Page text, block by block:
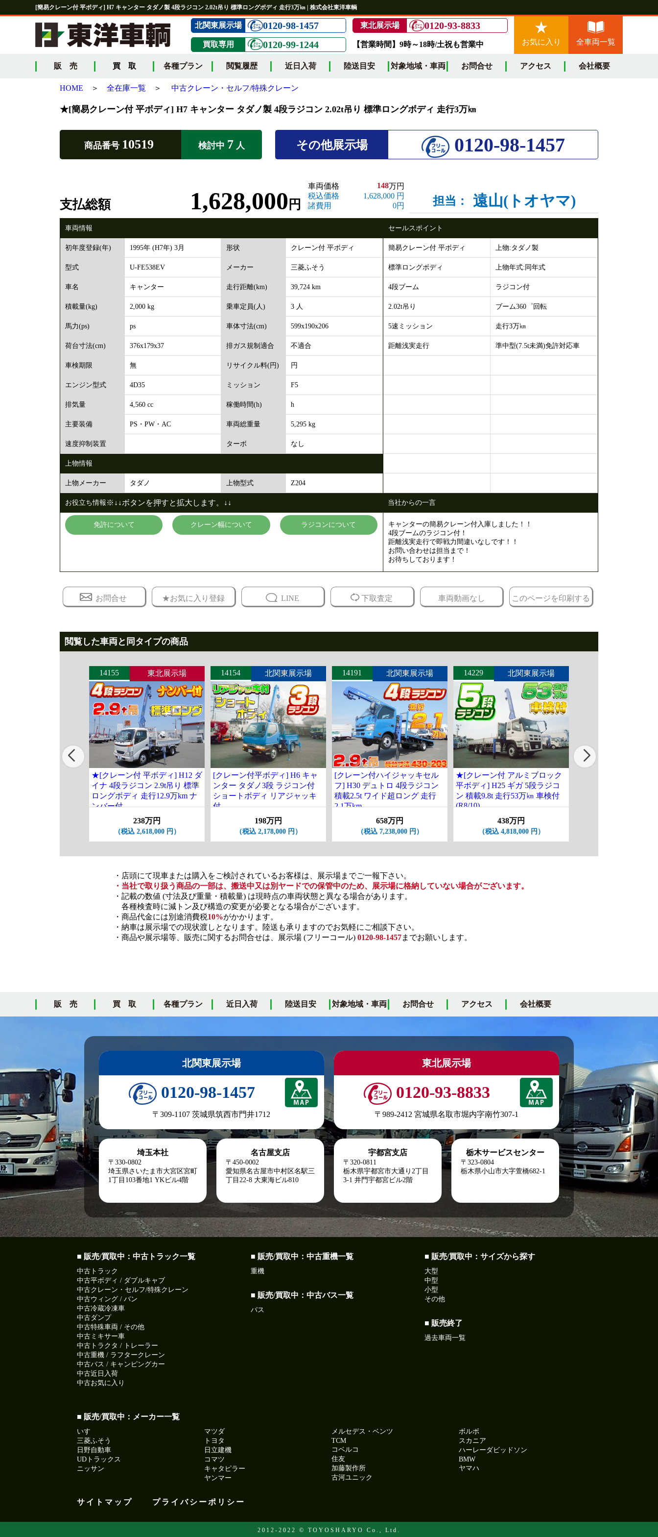
[簡易クレーン付 平ボディ] H7 キャンター タダノ製 4段ラジコン 2.02t吊り 標準ロングボディ 走行3万㎞ | 株式会社東洋車輌
北関東展示場 0120-98-1457 東北展示場 0120-93-8833
買取専用 0120-99-1244 【営業時間】9時～18時/土祝も営業中 お気に入り 全車両一覧
販 売 買 取 各種プラン 閲覧履歴 近日入荷 陸送目安 対象地域・車両 お問合せ アクセス 会社概要
HOME ＞ 全在庫一覧 ＞ 中古クレーン・セルフ/特殊クレーン
★[簡易クレーン付 平ボディ] H7 キャンター タダノ製 4段ラジコン 2.02t吊り 標準ロングボディ 走行3万㎞
商品番号 10519 検討中 7 人 その他展示場 0120-98-1457
支払総額 1,628,000 円
車両価格 148万円
税込価格
1,628,000 円
諸費用
0円 担当： 遠山(トオヤマ)
車両情報
初年度登録(年) 1995年 (H7年) 3月 形状 クレーン付 平ボディ
型式 U-FE538EV メーカー 三菱ふそう
車名 キャンター 走行距離(km) 39,724 km
積載量(kg) 2,000 kg 乗車定員(人) 3 人
馬力(ps) ps 車体寸法(cm) 599x190x206
荷台寸法(cm) 376x179x37 排ガス規制適合 不適合
車検期限 無 リサイクル料(円) 円
エンジン型式 4D35 ミッション F5
排気量 4,560 cc 稼働時間(h) h
主要装備 PS・PW・AC 車両総重量 5,295 kg
速度抑制装置 ターボ なし
上物情報
上物メーカー タダノ 上物型式 Z204
セールスポイント
簡易クレーン付 平ボディ 上物:タダノ製
標準ロングボディ 上物年式:同年式
4段ブーム ラジコン付
2.02t吊り ブーム360゜回転
5速ミッション 走行3万㎞
距離浅実走行 準中型(7.5t未満)免許対応車
お役立ち情報 ※↓↓ボタンを押すと拡大します。↓↓
免許について クレーン幅について ラジコンについて
当社からの一言
キャンターの簡易クレーン付入庫しました！！
4段ブームのラジコン付！
距離浅実走行で即戦力間違いなしです！！
お問い合わせは担当まで！
お待ちしております！
お問合せ ★お気に入り登録 LINE 下取査定 車両動画なし このページを印刷する
閲覧した車両と同タイプの商品
14155 東北展示場
★[クレーン付 平ボディ] H12 ダ
イナ 4段ラジコン 2.9t吊り 標準
ロングボディ 走行12.9万km ナ
ンバー付
238万円
（税込 2,618,000 円）
14154 北関東展示場
[クレーン付平ボディ] H6 キャ
ンター タダノ3段 ラジコン付
ショートボディ リアジャッキ
付
198万円
（税込 2,178,000 円）
14191 北関東展示場
[クレーン付ハイジャッキセル
フ] H30 デュトロ 4段ラジコン
積載2.5t ワイド超ロング 走行
2.1万km
658万円
（税込 7,238,000 円）
14229 北関東展示場
★[クレーン付 アルミブロック
平ボディ] H25 ギガ 5段ラジコ
ン 積載9.8t 走行53万㎞ 車検付
(R8/10)
438万円
（税込 4,818,000 円）
・店頭にて現車または購入をご検討されているお客様は、展示場までご一報下さい。
・当社で取り扱う商品の一部は、搬送中又は別ヤードでの保管中のため、展示場に格納していない場合がございます。
・記載の数値 (寸法及び重量・積載量) は現時点の車両状態と異なる場合があります。
各種検査時に減トン及び構造の変更が必要となる場合がございます。
・商品代金には別途消費税10%がかかります。
・納車は展示場での現状渡しとなります。陸送も承りますのでお気軽にご相談下さい。
・商品や展示場等、販売に関するお問合せは、展示場 (フリーコール) 0120-98-1457までお願いします。
販 売 買 取 各種プラン 近日入荷 陸送目安 対象地域・車両 お問合せ アクセス 会社概要
北関東展示場
0120-98-1457
〒309-1107 茨城県筑西市門井1712
東北展示場
0120-93-8833
〒989-2412 宮城県名取市堀内字南竹307-1
埼玉本社
〒330-0802
埼玉県さいたま市大宮区宮町
1丁目103番地1 YKビル4階
名古屋支店
〒450-0002
愛知県名古屋市中村区名駅三
丁目22-8 大東海ビル810
宇都宮支店
〒320-0811
栃木県宇都宮市大通り2丁目
3-1 井門宇都宮ビル2階
栃木サービスセンター
〒323-0804
栃木県小山市大字萱橋682-1
■ 販売/買取中：中古トラック一覧
中古トラック
中古平ボディ / ダブルキャブ
中古クレーン・セルフ/特殊クレーン
中古ウィング / バン
中古冷蔵冷凍車
中古ダンプ
中古特殊車両 / その他
中古ミキサー車
中古トラクタ / トレーラー
中古重機 / ラフタークレーン
中古バス / キャンピングカー
中古近日入荷
中古お気に入り
■ 販売/買取中：中古重機一覧
重機
■ 販売/買取中：中古バス一覧
バス
■ 販売/買取中：サイズから探す
大型
中型
小型
その他
■ 販売終了
過去車両一覧
■ 販売/買取中：メーカー一覧
いすゞ
三菱ふそう
日野自動車
UDトラックス
ニッサン
マツダ
トヨタ
日立建機
コマツ
キャタピラー
ヤンマー
メルセデス・ベンツ
TCM
コベルコ
住友
加藤製作所
古河ユニック
ボルボ
スカニア
ハーレーダビッドソン
BMW
ヤマハ
サイトマップ プライバシーポリシー
2012-2022 © TOYOSHARYO Co., Ltd.